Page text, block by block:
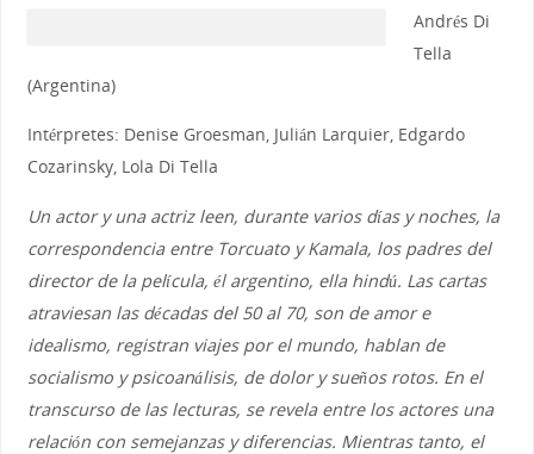
Andrés Di
Tella
(Argentina)
Intérpretes: Denise Groesman, Julián Larquier, Edgardo
Cozarinsky, Lola Di Tella
Un actor y una actriz leen, durante varios días y noches, la
correspondencia entre Torcuato y Kamala, los padres del
director de la película, él argentino, ella hindú. Las cartas
atraviesan las décadas del 50 al 70, son de amor e
idealismo, registran viajes por el mundo, hablan de
socialismo y psicoanálisis, de dolor y sueños rotos. En el
transcurso de las lecturas, se revela entre los actores una
relación con semejanzas y diferencias. Mientras tanto, el